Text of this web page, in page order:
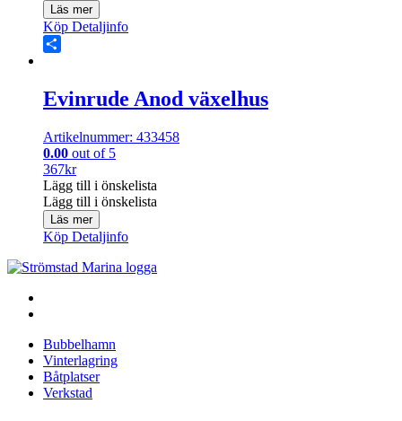
Läs mer
Köp Detaljinfo
Evinrude Anod växelhus
Artikelnummer: 433458
0.00 out of 5
367kr
Lägg till i önskelista
Lägg till i önskelista
Läs mer
Köp Detaljinfo
Bubbelhamn
Vinterlagring
Båtplatser
Verkstad